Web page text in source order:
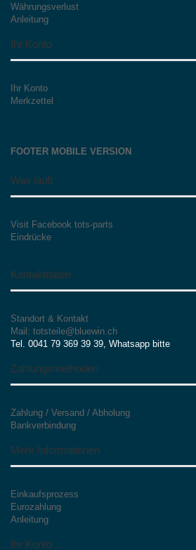
Währungsverlust
Anleitung
Ihr Konto
Ihr Konto
Merkzettel
FOOTER MOBILE VERSION
Was läuft
Visit Facebook tots-parts
Eindrücke
Kontaktdaten
Standort & Kontakt
Mail: totsteile@bluewin.ch
Tel. 0041 79 369 39 39, Whatsapp bitte
Zahlungsmethoden
Zahlung / Versand / Abholung
Bankverbindung
Mehr Informationen
Einkaufsprozess
Eurozahlung
Anleitung
Ihr Konto